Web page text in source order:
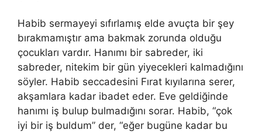
Habib sermayeyi sıfırlamış elde avuçta bir şey
bırakmamıştır ama bakmak zorunda olduğu
çocukları vardır. Hanımı bir sabreder, iki
sabreder, nitekim bir gün yiyecekleri kalmadığını
söyler. Habib seccadesini Fırat kıyılarına serer,
akşamlara kadar ibadet eder. Eve geldiğinde
hanımı iş bulup bulmadığını sorar. Habib, “çok
iyi bir iş buldum” der, “eğer bugüne kadar bu